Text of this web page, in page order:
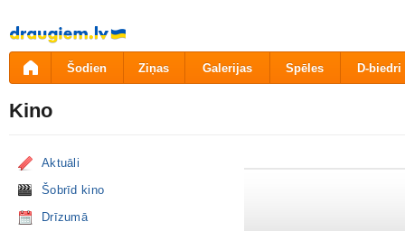
Pāriet
uz
saturu
Šodien Ziņas Galerijas Spēles D-biedri
Kino
Aktuāli
Šobrīd kino
Drīzumā